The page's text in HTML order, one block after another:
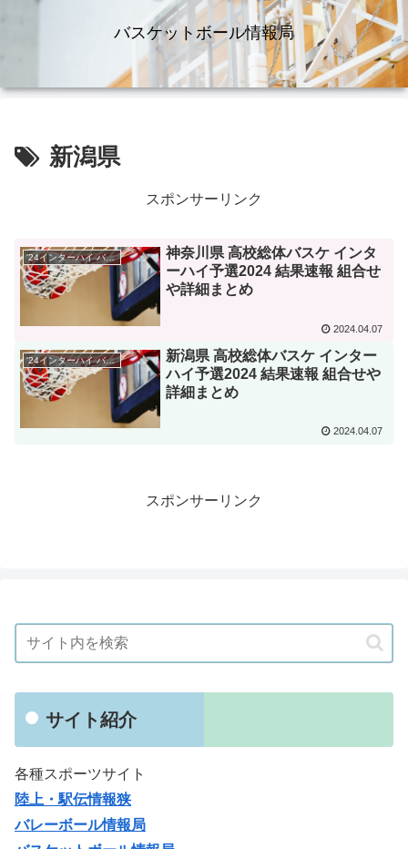
バスケットボール情報局
新潟県
スポンサーリンク
'24インターハイ バスケ
神奈川県 高校総体バスケ インタ
ーハイ予選2024 結果速報 組合せ
や詳細まとめ
2024.04.07
'24インターハイ バスケ
新潟県 高校総体バスケ インター
ハイ予選2024 結果速報 組合せや
詳細まとめ
2024.04.07
スポンサーリンク
サイト紹介
各種スポーツサイト
陸上・駅伝情報狭
バレーボール情報局